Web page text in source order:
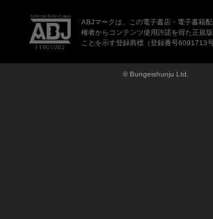
ABJマークは、この電子書店・電子書籍
権者からコンテンツ使用許諾を得た正規
ことを示す登録商標（登録番号6091713号
© Bungeishunju Ltd.